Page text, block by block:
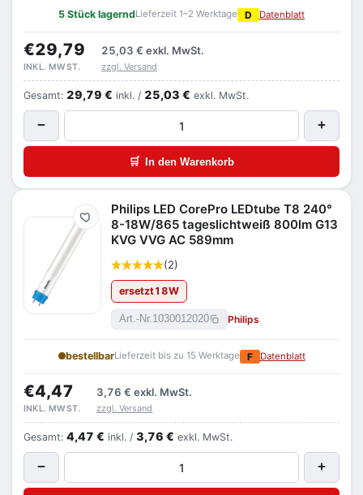
5 Stück lagerndLieferzeit 1–2 Werktage D Datenblatt
€29,79 25,03 € exkl. MwSt.
INKL. MWST. zzgl. Versand
Gesamt: 29,79 € inkl. / 25,03 € exkl. MwSt.
− +
🛒 In den Warenkorb
Merken
Philips LED CorePro LEDtube T8 240°
8-18W/865 tageslichtweiß 800lm G13
KVG VVG AC 589mm
(2)
ersetzt18W
Art.-Nr.1030012020 Philips
bestellbarLieferzeit bis zu 15 Werktage F Datenblatt
€4,47 3,76 € exkl. MwSt.
INKL. MWST. zzgl. Versand
Gesamt: 4,47 € inkl. / 3,76 € exkl. MwSt.
− +